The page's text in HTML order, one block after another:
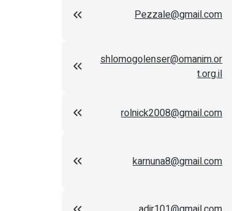
Pezzale@gmail.com
shlomogolenser@omanim.or
t.org.il
rolnick2008@gmail.com
karnuna8@gmail.com